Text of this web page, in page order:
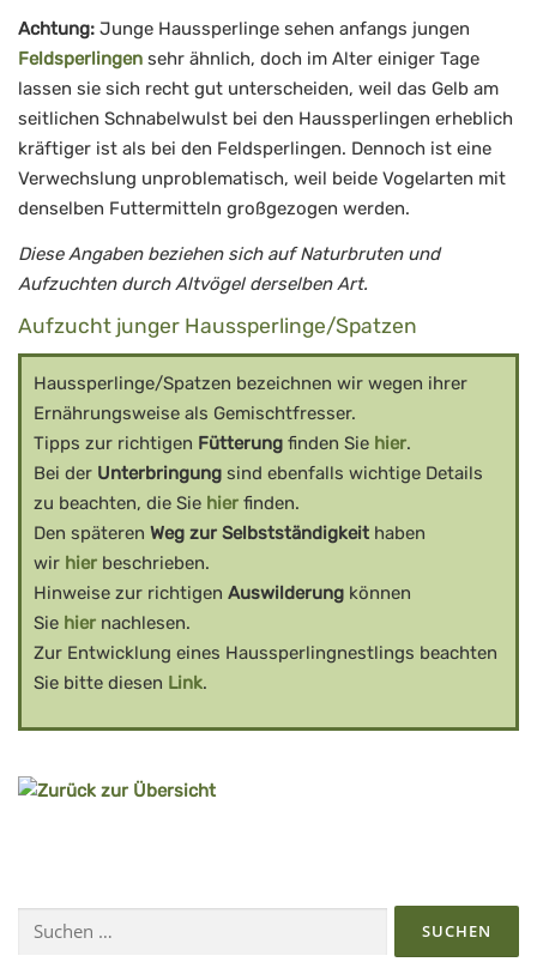
Achtung: Junge Haussperlinge sehen anfangs jungen
Feldsperlingen sehr ähnlich, doch im Alter einiger Tage
lassen sie sich recht gut unterscheiden, weil das Gelb am
seitlichen Schnabelwulst bei den Haussperlingen erheblich
kräftiger ist als bei den Feldsperlingen. Dennoch ist eine
Verwechslung unproblematisch, weil beide Vogelarten mit
denselben Futtermitteln großgezogen werden.
Diese Angaben beziehen sich auf Naturbruten und
Aufzuchten durch Altvögel derselben Art.
Aufzucht junger Haussperlinge/Spatzen
Haussperlinge/Spatzen bezeichnen wir wegen ihrer
Ernährungsweise als Gemischtfresser.
Tipps zur richtigen Fütterung finden Sie hier.
Bei der Unterbringung sind ebenfalls wichtige Details
zu beachten, die Sie hier finden.
Den späteren Weg zur Selbstständigkeit haben
wir hier beschrieben.
Hinweise zur richtigen Auswilderung können
Sie hier nachlesen.
Zur Entwicklung eines Haussperlingnestlings beachten
Sie bitte diesen Link.
nach: